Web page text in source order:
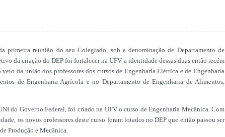
primeira reunião do seu Colegiado, sob a denominação de Departamento de
da criação do DEP foi fortalecer na UFV a identidade dessas duas então recém
da união dos professores dos cursos de Engenharia Elétrica e de Engenharia
de Engenharia Agrícola e no Departamento de Engenharia de Alimentos,
do Governo Federal, foi criado na UFV o curso de Engenharia Mecânica. Com
os novos professores deste curso foram lotados no DEP que então passou ser
Produção e Mecânica.